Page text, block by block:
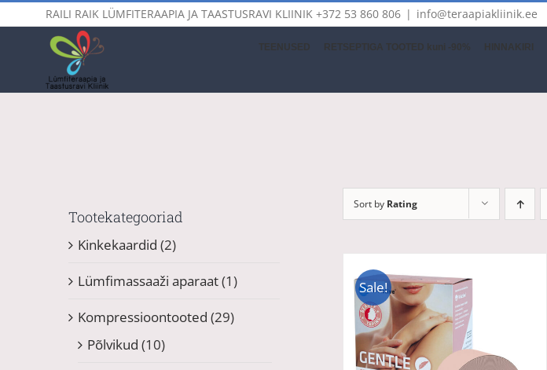
to
RAILI RAIK LÜMFITERAAPIA JA TAASTUSRAVI KLIINIK+372 53 860 806 | info@teraapiakliinik.ee
TEENUSED RETSEPTIGA TOOTED kuni -90% HINNAKIRI
Sort by Rating
Sale!
Tootekategooriad
Kinkekaardid (2)
Lümfimassaaži aparaat(1)
Kompressioontooted (29)
Põlvikud (10)